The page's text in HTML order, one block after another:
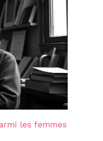
les femmes